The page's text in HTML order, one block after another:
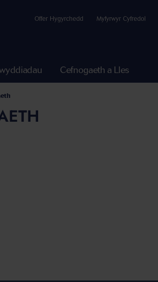
Offer Hygyrchedd Myfyrwyr Cyfredol
Cefnogaeth a Lles